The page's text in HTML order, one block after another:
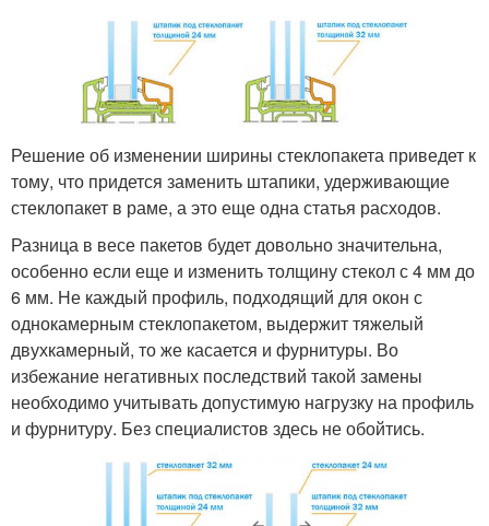
Решение об изменении ширины стеклопакета приведет к
тому, что придется заменить штапики, удерживающие
стеклопакет в раме, а это еще одна статья расходов.
Разница в весе пакетов будет довольно значительна,
особенно если еще и изменить толщину стекол с 4 мм до
6 мм. Не каждый профиль, подходящий для окон с
однокамерным стеклопакетом, выдержит тяжелый
двухкамерный, то же касается и фурнитуры. Во
избежание негативных последствий такой замены
необходимо учитывать допустимую нагрузку на профиль
и фурнитуру. Без специалистов здесь не обойтись.